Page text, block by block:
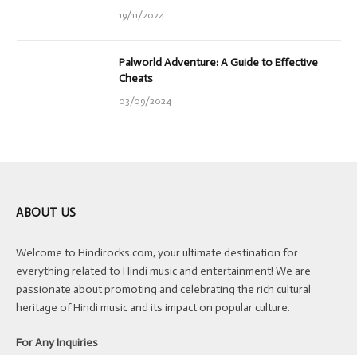
19/11/2024
Palworld Adventure: A Guide to Effective
Cheats
03/09/2024
ABOUT US
Welcome to Hindirocks.com, your ultimate destination for
everything related to Hindi music and entertainment! We are
passionate about promoting and celebrating the rich cultural
heritage of Hindi music and its impact on popular culture.
For Any Inquiries